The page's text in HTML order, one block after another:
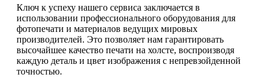
Ключ к успеху нашего сервиса заключается в
использовании профессионального оборудования для
фотопечати и материалов ведущих мировых
производителей. Это позволяет нам гарантировать
высочайшее качество печати на холсте, воспроизводя
каждую деталь и цвет изображения с непревзойденной
точностью.